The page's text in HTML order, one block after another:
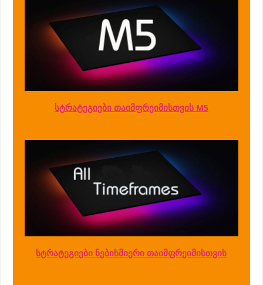
სტრატეგიები თაიმფრეიმისთვის M5
სტრატეგიები ნებისმიერი თაიმფრეიმისთვის